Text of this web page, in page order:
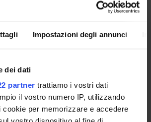
Impostazioni degli annunci
dei dati
partner trattiamo i vostri dati
il vostro numero IP, utilizzando
cookie per memorizzare e accedere